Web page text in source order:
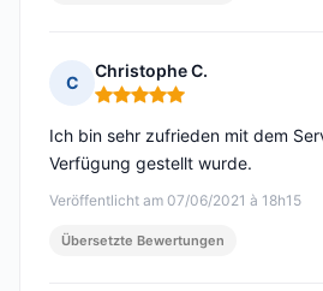
C
Christophe C.
Hinweis: 5 von 5
Veröffentlicht am 07/06/2021 à 18h15
Ich bin sehr zufrieden mit dem
Verfügung gestellt wurde.
Übersetzte Bewertungen